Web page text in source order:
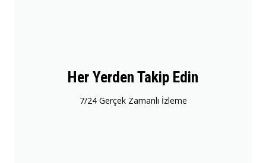
Her Yerden Takip Edin
7/24 Gerçek Zamanlı İzleme